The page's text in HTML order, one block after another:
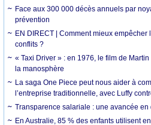
Face aux 300 000 décès annuels par
prévention
EN DIRECT | Comment mieux
conflits ?
« Taxi Driver » : en 1976, le film de
la manosphère
La saga One Piece peut nous aider à
l’entreprise traditionnelle, avec Luffy
Transparence salariale : une avancée en
En Australie, 85 % des enfants utilisent